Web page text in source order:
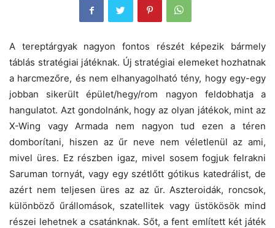
A tereptárgyak nagyon fontos részét képezik bármely
táblás stratégiai játéknak. Új stratégiai elemeket hozhatnak
a harcmezőre, és nem elhanyagolható tény, hogy egy-egy
jobban sikerült épület/hegy/rom nagyon feldobhatja a
hangulatot. Azt gondolnánk, hogy az olyan játékok, mint az
X-Wing vagy Armada nem nagyon tud ezen a téren
domborítani, hiszen az űr neve nem véletlenül az ami,
mivel üres. Ez részben igaz, mivel sosem fogjuk felrakni
Saruman tornyát, vagy egy szétlőtt gótikus katedrálist, de
azért nem teljesen üres az az űr. Aszteroidák, roncsok,
különböző űrállomások, szatellitek vagy üstökösök mind
részei lehetnek a csatánknak. Sőt, a fent említett két játék